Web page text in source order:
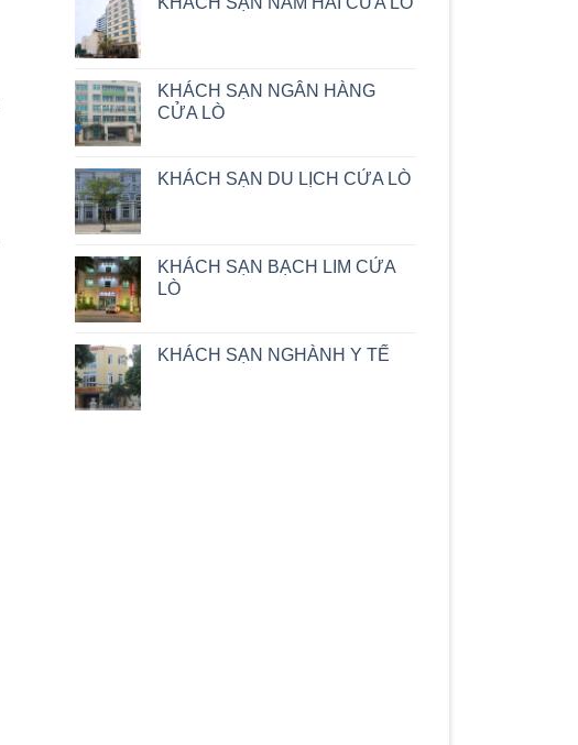
KHÁCH SẠN NGÂN HÀNG
CỬA LÒ
KHÁCH SẠN DU LỊCH CỬA LÒ
KHÁCH SẠN BẠCH LIM CỬA
LÒ
KHÁCH SẠN NGHÀNH Y TẾ